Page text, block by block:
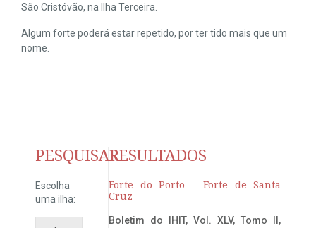
São Cristóvão, na Ilha Terceira.
Algum forte poderá estar repetido, por ter tido mais que um
nome.
PESQUISAR
Escolha
uma ilha:
RESULTADOS
Forte do Porto – Forte de Santa
Cruz
Boletim do IHIT, Vol. XLV, Tomo II,